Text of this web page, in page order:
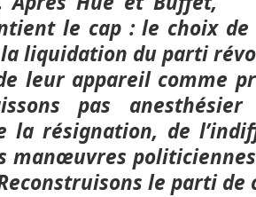
le cap : le choix
liquidation du parti
leur appareil comme
pas
la résignation, de
manœuvres
le parti de